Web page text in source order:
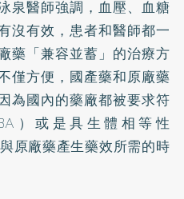
泉醫師強調，血壓、血糖
沒有效，患者和醫師都一
藥「兼容並蓄」的治療方
僅方便，國產藥和原廠藥
為國內的藥廠都被要求符
）或是具生體相等性
原廠藥產生藥效所需的時